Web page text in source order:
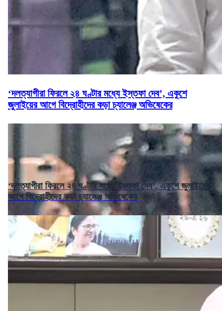
‘দলত্যাগীরা ফিরলে ২৪ ঘণ্টার মধ্যে ইস্তফা দেব’, একুশে
জুলাইয়ের আগে বিদ্রোহীদের কড়া চ্যালেঞ্জ অভিষেকের
‘দলত্যাগীরা ফিরলে ২৪ ঘণ্টার মধ্যে ইস্তফা দেব’, একুশে জুলাইয়ের
আগে বিদ্রোহীদের কড়া চ্যালেঞ্জ অভিষেকের